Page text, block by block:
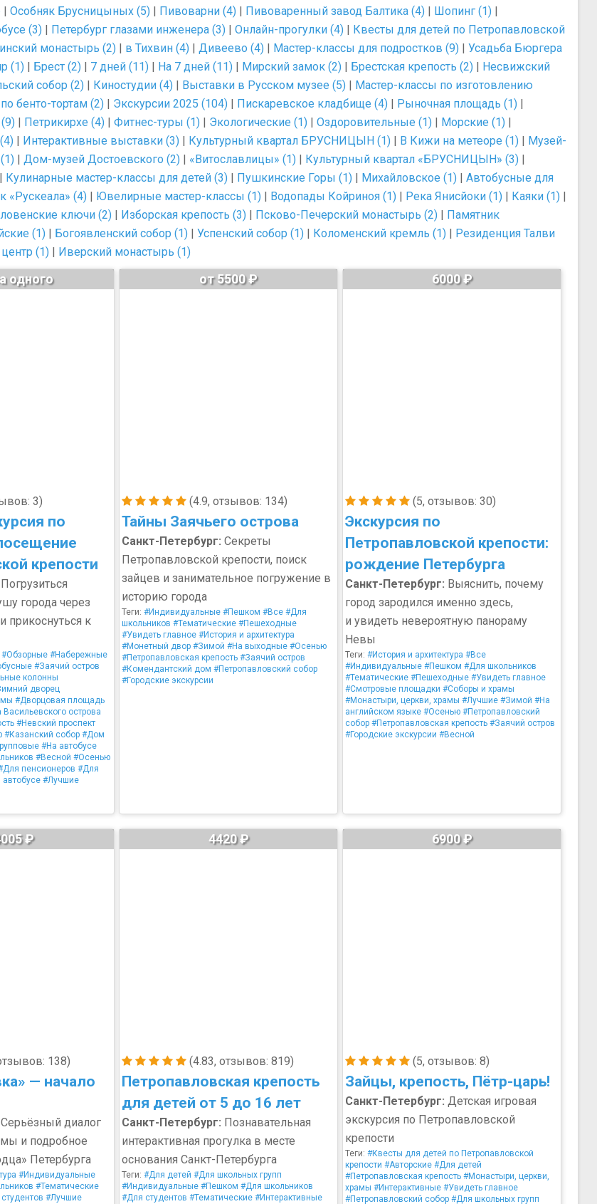
| Особняк Брусницыных (5) | Пивоварни (4) | Пивоваренный завод Балтика (4) | Шопинг (1) |
(3) | Петербург глазами инженера (3) | Онлайн-прогулки (4) | Квесты для детей по Петропавловской
монастырь (2) | в Тихвин (4) | Дивеево (4) | Мастер-классы для подростков (9) | Усадьба Бюргера
(1) | Брест (2) | 7 дней (11) | На 7 дней (11) | Мирский замок (2) | Брестская крепость (2) | Несвижский
собор (2) | Киностудии (4) | Выставки в Русском музее (5) | Мастер-классы по изготовлению
бенто-тортам (2) | Экскурсии 2025 (104) | Пискаревское кладбище (4) | Рыночная площадь (1) |
| Петрикирхе (4) | Фитнес-туры (1) | Экологические (1) | Оздоровительные (1) | Морские (1) |
| Интерактивные выставки (3) | Культурный квартал БРУСНИЦЫН (1) | В Кижи на метеоре (1) | Музей-
| Дом-музей Достоевского (2) | «Витославлицы» (1) | Культурный квартал «БРУСНИЦЫН» (3) |
| Кулинарные мастер-классы для детей (3) | Пушкинские Горы (1) | Михайловское (1) | Автобусные для
«Рускеала» (4) | Ювелирные мастер-классы (1) | Водопады Койриноя (1) | Река Янисйоки (1) | Каяки (1) |
ключи (2) | Изборская крепость (3) | Псково-Печерский монастырь (2) | Памятник
(1) | Богоявленский собор (1) | Успенский собор (1) | Коломенский кремль (1) | Резиденция Талви
(1) | Иверский монастырь (1)
3)
по
крепости
одного
Погрузиться
города через
прикоснуться к
#Обзорные #Набережные
#Заячий остров
колонны
дворец
#Дворцовая площадь
Васильевского острова
#Невский проспект
#Казанский собор #Дом
#На автобусе
#Весной #Осенью
пенсионеров #Для
#Лучшие
(4.9, отзывов: 134)
Тайны Заячьего острова
от 5500 ₽
Санкт-Петербург: Секреты
Петропавловской крепости, поиск
зайцев и занимательное погружение в
историю города
Теги: #Индивидуальные #Пешком #Все #Для
школьников #Тематические #Пешеходные
#Увидеть главное #История и архитектура
#Монетный двор #Зимой #На выходные #Осенью
#Петропавловская крепость #Заячий остров
#Комендантский дом #Петропавловский собор
#Городские экскурсии
(5, отзывов: 30)
Экскурсия по
Петропавловской крепости:
рождение Петербурга
6000 ₽
Санкт-Петербург: Выяснить, почему
город зародился именно здесь,
и увидеть невероятную панораму
Невы
Теги: #История и архитектура #Все
#Индивидуальные #Пешком #Для школьников
#Тематические #Пешеходные #Увидеть главное
#Смотровые площадки #Соборы и храмы
#Монастыри, церкви, храмы #Лучшие #Зимой #На
английском языке #Осенью #Петропавловский
собор #Петропавловская крепость #Заячий остров
#Городские экскурсии #Весной
138)
— начало
₽
Серьёзный диалог
и подробное
Петербурга
#Индивидуальные
#Тематические
#Лучшие
(4.83, отзывов: 819)
Петропавловская крепость
для детей от 5 до 16 лет
4420 ₽
Санкт-Петербург: Познавательная
интерактивная прогулка в месте
основания Санкт-Петербурга
Теги: #Для детей #Для школьных групп
#Индивидуальные #Пешком #Для школьников
#Для студентов #Тематические #Интерактивные
(5, отзывов: 8)
Зайцы, крепость, Пётр-царь!
6900 ₽
Санкт-Петербург: Детская игровая
экскурсия по Петропавловской
крепости
Теги: #Квесты для детей по Петропавловской
крепости #Авторские #Для детей
#Петропавловская крепость #Монастыри, церкви,
храмы #Интерактивные #Увидеть главное
#Петропавловский собор #Для школьных групп